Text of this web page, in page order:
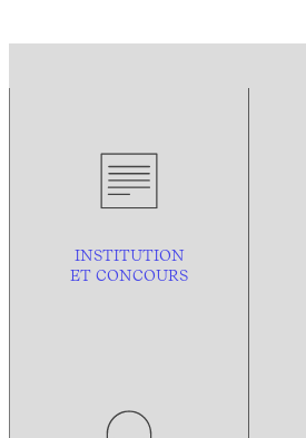
INSTITUTION
ET CONCOURS